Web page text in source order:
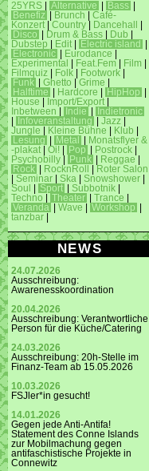
25YRS Alternative Bass
Benefiz
Brunch
Café-
Konzert
Country Dancehall
Disco
Drum & Bass Dub
Dubstep
Edit Electric island
Electronic
Eurodance
Experimental
Feat.Fem Film
Filmquiz
Folk Footwork
Funk
Ghetto Grime
Halftime
Hardcore HipHop
House
Import/Export
Inbetween
Indie
Indietronic
Infoveranstaltung Jazz
Jungle
Kleine Bühne Klub
Lesung
Metal
Monatsflyer &
-plakat
Oi! Pop Postrock
Psychobilly
Punk Reggae
Rock
RocknRoll
Roter Salon
Seminar Ska Snowshower
Soul
Sport Subbotnik
Techno
Theater Trance
Veranda
Wave Workshop
tanzbar
NEWS
24.07.2026
Ausschreibung:
Awarenesskoordination
20.04.2026
Ausschreibung: Verantwortliche
Person für die Küche/Catering
24.03.2026
Ausschreibung: 20h-Stelle im
Finanz-Team ab 15.05.2026
10.03.2026
FSJler*in gesucht!
14.01.2026
Gegen jede Anti-Antifa!
Statement des Conne Islands
zur Mobilmachung gegen
antifaschistische Projekte in
Connewitz